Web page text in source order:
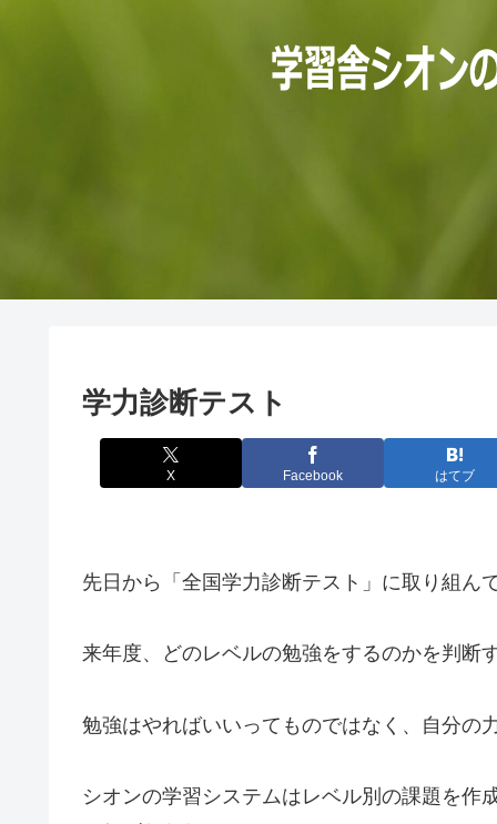
学力診断テスト
X Facebook はてブ
先日から「全国学力診断テスト」に取り組ん
来年度、どのレベルの勉強をするのかを判断
勉強はやればいいってものではなく、自分の
シオンの学習システムはレベル別の課題を作